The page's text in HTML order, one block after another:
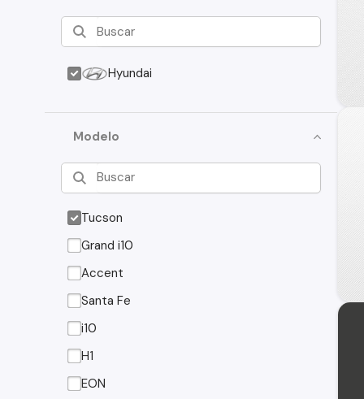
Hyundai
Modelo
Tucson
Grand i10
Accent
Santa Fe
i10
H1
EON